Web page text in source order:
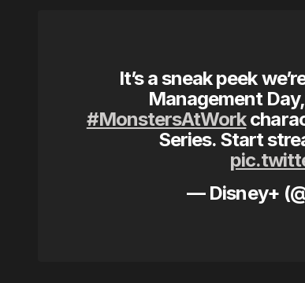
It’s a sneak peek
Management
#MonstersAtWork
Series. Start
— Disney+